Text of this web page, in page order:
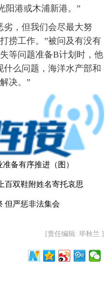
阳港或木浦新港。”
，但我们会尽最大努
捞工作。”被问及有没有
等问题准备B计划时，他
什么问题，海洋水产部和
决。”
备有序推进（图）
百双鞋附姓名寄托哀思
但严惩非法集会
[责任编辑: 毕秋兰 ]